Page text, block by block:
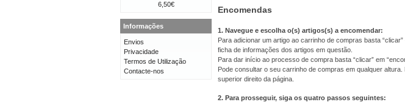
Encomendas
1. Navegue e escolha o(s) artigos(s) a encomendar:
Para adicionar um artigo ao carrinho de compras basta
ficha de informações dos artigos em questão.
Para dar início ao processo de compra basta “clicar” em
Pode consultar o seu carrinho de compras em qualquer
superior direito da página.
2. Para prosseguir, siga os quatro passos seguintes:
6,50€
Informações
Envios
Privacidade
Termos de Utilização
Contacte-nos